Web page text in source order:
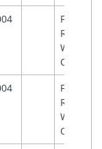
For OEM
Radio
With Aux
Option
For OEM
Radio
With Aux
Option